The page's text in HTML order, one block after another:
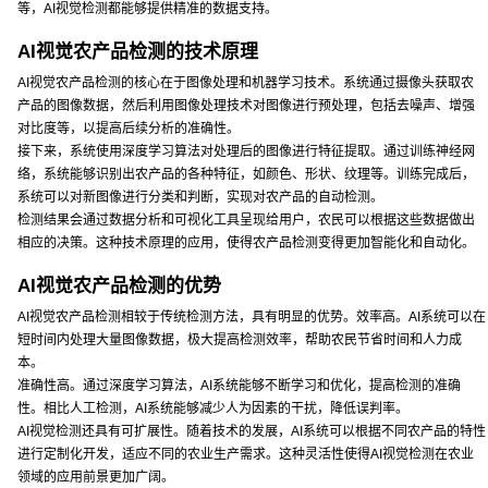
等，AI视觉检测都能够提供精准的数据支持。
AI视觉农产品检测的技术原理
AI视觉农产品检测的核心在于图像处理和机器学习技术。系统通过摄像头获取农
产品的图像数据，然后利用图像处理技术对图像进行预处理，包括去噪声、增强
对比度等，以提高后续分析的准确性。
接下来，系统使用深度学习算法对处理后的图像进行特征提取。通过训练神经网
络，系统能够识别出农产品的各种特征，如颜色、形状、纹理等。训练完成后，
系统可以对新图像进行分类和判断，实现对农产品的自动检测。
检测结果会通过数据分析和可视化工具呈现给用户，农民可以根据这些数据做出
相应的决策。这种技术原理的应用，使得农产品检测变得更加智能化和自动化。
AI视觉农产品检测的优势
AI视觉农产品检测相较于传统检测方法，具有明显的优势。效率高。AI系统可以在
短时间内处理大量图像数据，极大提高检测效率，帮助农民节省时间和人力成
本。
准确性高。通过深度学习算法，AI系统能够不断学习和优化，提高检测的准确
性。相比人工检测，AI系统能够减少人为因素的干扰，降低误判率。
AI视觉检测还具有可扩展性。随着技术的发展，AI系统可以根据不同农产品的特性
进行定制化开发，适应不同的农业生产需求。这种灵活性使得AI视觉检测在农业
领域的应用前景更加广阔。